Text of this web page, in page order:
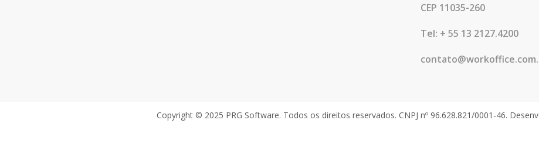
CEP 11035-260
Tel: + 55 13 2127.4200
Copyright © 2025 PRG Software. Todos os direitos reservados. CNPJ nº 96.628.821/0001-46.